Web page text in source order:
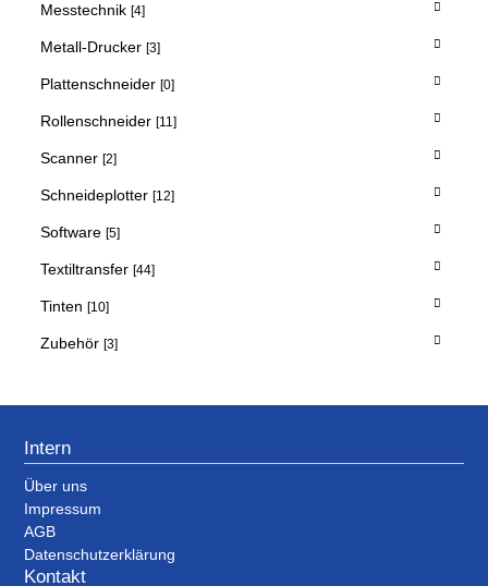
Messtechnik [4]
Metall-Drucker [3]
Plattenschneider [0]
Rollenschneider [11]
Scanner [2]
Schneideplotter [12]
Software [5]
Textiltransfer [44]
Tinten [10]
Zubehör [3]
Intern
Über uns
Impressum
AGB
Datenschutzerklärung
Kontakt